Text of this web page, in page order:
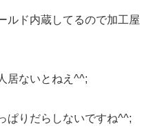
ルド内蔵してるので加工屋
居ないとねえ^^;
ぱりだらしないですね^^;